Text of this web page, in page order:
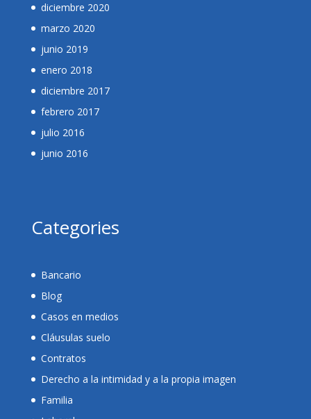
diciembre 2020
marzo 2020
junio 2019
enero 2018
diciembre 2017
febrero 2017
julio 2016
junio 2016
Categories
Bancario
Blog
Casos en medios
Cláusulas suelo
Contratos
Derecho a la intimidad y a la propia imagen
Familia